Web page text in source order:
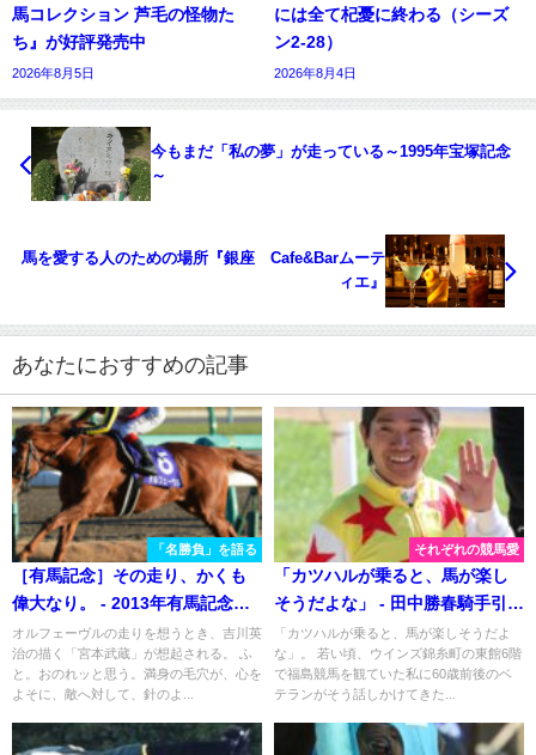
馬コレクション 芦毛の怪物た
ち』が好評発売中
2026年8月5日
には全て杞憂に終わる（シーズ
ン2-28）
2026年8月4日
今もまだ「私の夢」が走っている～1995年宝塚記念
～
馬を愛する人のための場所『銀座 Cafe&Barムーテ
ィエ』
あなたにおすすめの記事
「名勝負」を語る
［有馬記念］その走り、かくも
偉大なり。 - 2013年有馬記念・
オルフェーヴル
オルフェーヴルの走りを想うとき、吉川英
治の描く「宮本武蔵」が想起される。 ふ
と。おのれッと思う。満身の毛穴が、心を
よそに、敵へ対して、針のよ...
それぞれの競馬愛
「カツハルが乗ると、馬が楽し
そうだよな」 - 田中勝春騎手引退
によせて
「カツハルが乗ると、馬が楽しそうだよ
な」。 若い頃、ウインズ錦糸町の東館6階
で福島競馬を観ていた私に60歳前後のベ
テランがそう話しかけてきた...